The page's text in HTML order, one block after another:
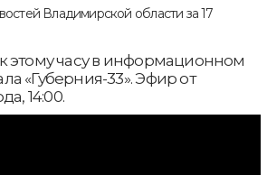
этому часу в информационном
«Губерния-33». Эфир от
14:00.